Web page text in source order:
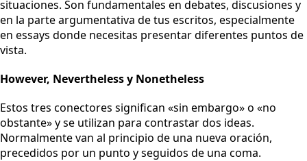
situaciones. Son fundamentales en debates, discusiones y
en la parte argumentativa de tus escritos, especialmente
en essays donde necesitas presentar diferentes puntos de
vista.
However, Nevertheless y Nonetheless
Estos tres conectores significan «sin embargo» o «no
obstante» y se utilizan para contrastar dos ideas.
Normalmente van al principio de una nueva oración,
precedidos por un punto y seguidos de una coma.